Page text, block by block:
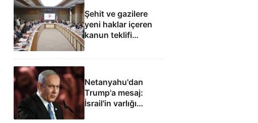
Şehit ve gazilere
yeni haklar içeren
kanun teklifi
komisyondan geçti
Netanyahu'dan
Trump'a mesaj:
İsrail'in varlığı